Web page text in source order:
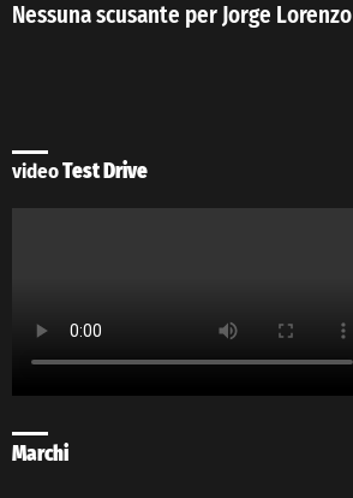
Nessuna scusante per Jorge Lorenzo
videoTest Drive
Marchi